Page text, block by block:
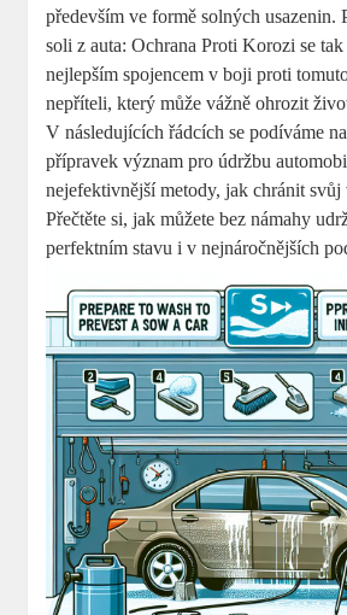
především ve formě solných usazenin.
soli z auta: Ochrana Proti Korozi se tak
nejlepším spojencem v boji proti
nepříteli, který může vážně ohrozit
V následujících řádcích se podíváme
přípravek význam pro údržbu
nejefektivnější metody, jak chránit
Přečtěte si, jak můžete bez námahy
perfektním stavu i v nejnáročnějších